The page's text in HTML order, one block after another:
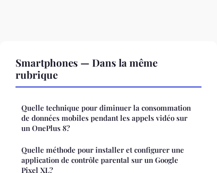
Smartphones — Dans la même
rubrique
Quelle technique pour diminuer la consommation
de données mobiles pendant les appels vidéo sur
un OnePlus 8?
Quelle méthode pour installer et configurer une
application de contrôle parental sur un Google
Pixel XL?